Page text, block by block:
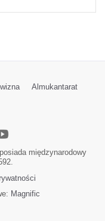
Almukantarat
międzynarodowy
Magnific